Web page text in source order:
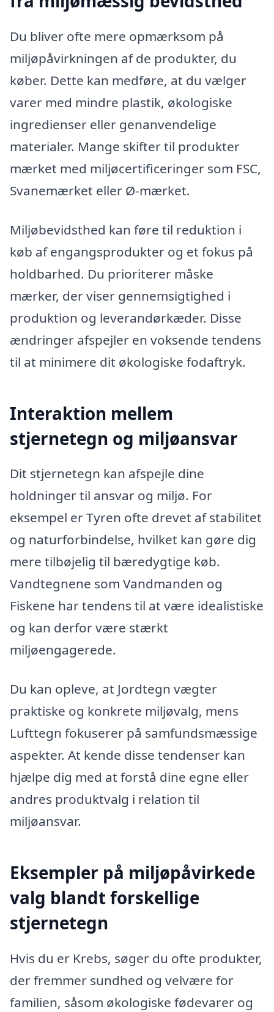
Du bliver ofte mere opmærksom på
miljøpåvirkningen af de produkter, du
køber. Dette kan medføre, at du vælger
varer med mindre plastik, økologiske
ingredienser eller genanvendelige
materialer. Mange skifter til produkter
mærket med miljøcertificeringer som FSC,
Svanemærket eller Ø-mærket.
Miljøbevidsthed kan føre til reduktion i
køb af engangsprodukter og et fokus på
holdbarhed. Du prioriterer måske
mærker, der viser gennemsigtighed i
produktion og leverandørkæder. Disse
ændringer afspejler en voksende tendens
til at minimere dit økologiske fodaftryk.
Interaktion mellem
stjernetegn og miljøansvar
Dit stjernetegn kan afspejle dine
holdninger til ansvar og miljø. For
eksempel er Tyren ofte drevet af stabilitet
og naturforbindelse, hvilket kan gøre dig
mere tilbøjelig til bæredygtige køb.
Vandtegnene som Vandmanden og
Fiskene har tendens til at være idealistiske
og kan derfor være stærkt
miljøengagerede.
Du kan opleve, at Jordtegn vægter
praktiske og konkrete miljøvalg, mens
Lufttegn fokuserer på samfundsmæssige
aspekter. At kende disse tendenser kan
hjælpe dig med at forstå dine egne eller
andres produktvalg i relation til
miljøansvar.
Eksempler på miljøpåvirkede
valg blandt forskellige
stjernetegn
Hvis du er Krebs, søger du ofte produkter,
der fremmer sundhed og velvære for
familien, såsom økologiske fødevarer og